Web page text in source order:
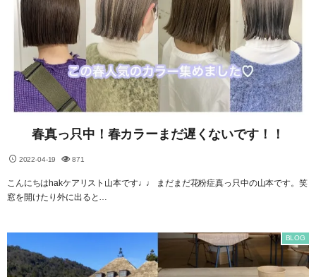
春真っ只中！春カラーまだ遅くないです！！
2022-04-19 871
こんにちはhakケアリスト山本です♩♩ まだまだ花粉症真っ只中の山本です。笑
窓を開けたり外に出ると…
BLOG